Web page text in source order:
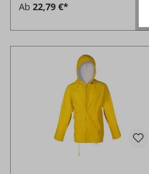
Ab 22,79 €*